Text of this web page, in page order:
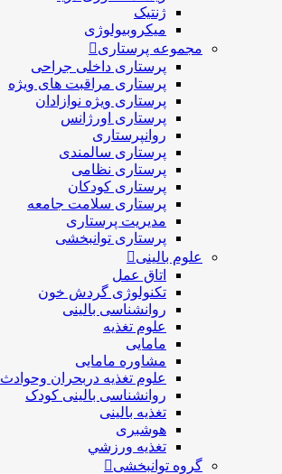
ژنتیک
میکروبیولوژی
مجموعه پرستاری
پرستاری داخلی جراحی
پرستاری مراقبت های ويژه
پرستاری ويژه نوازادان
پرستاری اورژانس
روانپرستاری
پرستاری سالمندی
پرستاری نظامی
پرستاری کودکان
پرستاری سلامت جامعه
مدیریت پرستاری
پرستاری توانبخشی
علوم بالینی
اتاق عمل
تکنولوژی گردش خون
روانشناسی بالینی
علوم تغذیه
مامایی
مشاوره مامایی
علوم تغذیه دربحران وحوادث
روانشناسی بالینی کودک
تغذیه بالینی
هوشبری
تغذيه ورزشي
گروه توانبخشی